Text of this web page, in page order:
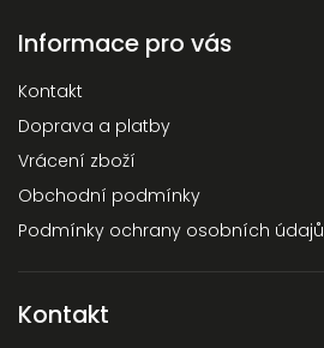
Informace pro vás
Kontakt
Doprava a platby
Vrácení zboží
Obchodní podmínky
Podmínky ochrany osobních údajů
Kontakt